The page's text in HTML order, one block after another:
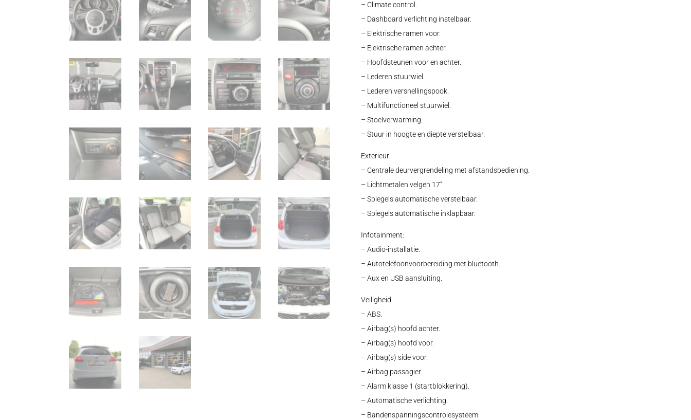
– Climate control.
– Dashboard verlichting instelbaar.
– Elektrische ramen voor.
– Elektrische ramen achter.
– Hoofdsteunen voor en achter.
– Lederen stuurwiel.
– Lederen versnellingspook.
– Multifunctioneel stuurwiel.
– Stoelverwarming.
– Stuur in hoogte en diepte verstelbaar.
Exterieur:
– Centrale deurvergrendeling met afstandsbediening.
– Lichtmetalen velgen 17”
– Spiegels automatische verstelbaar.
– Spiegels automatische inklapbaar.
Infotainment:
– Audio-installatie.
– Autotelefoonvoorbereiding met bluetooth.
– Aux en USB aansluiting.
Veiligheid:
– ABS.
– Airbag(s) hoofd achter.
– Airbag(s) hoofd voor.
– Airbag(s) side voor.
– Airbag passagier.
– Alarm klasse 1 (startblokkering).
– Automatische verlichting.
– Bandenspanningscontrolesysteem.